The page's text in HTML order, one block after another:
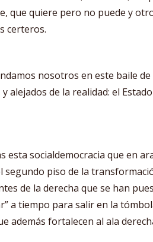
que quiere pero no puede y
certeros.
nosotros en este baile
alejados de la realidad: el
esta socialdemocracia que en
segundo piso de la
de la derecha que se han
a tiempo para salir en la
además fortalecen al ala